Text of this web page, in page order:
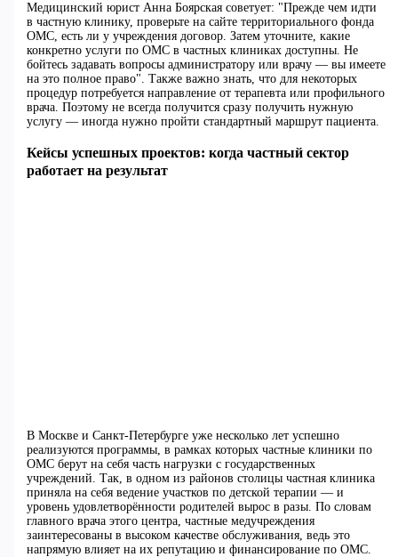
Медицинский юрист Анна Боярская советует: "Прежде чем идти
в частную клинику, проверьте на сайте территориального фонда
ОМС, есть ли у учреждения договор. Затем уточните, какие
конкретно услуги по ОМС в частных клиниках доступны. Не
бойтесь задавать вопросы администратору или врачу — вы имеете
на это полное право". Также важно знать, что для некоторых
процедур потребуется направление от терапевта или профильного
врача. Поэтому не всегда получится сразу получить нужную
услугу — иногда нужно пройти стандартный маршрут пациента.
Кейсы успешных проектов: когда частный сектор
работает на результат
В Москве и Санкт-Петербурге уже несколько лет успешно
реализуются программы, в рамках которых частные клиники по
ОМС берут на себя часть нагрузки с государственных
учреждений. Так, в одном из районов столицы частная клиника
приняла на себя ведение участков по детской терапии — и
уровень удовлетворённости родителей вырос в разы. По словам
главного врача этого центра, частные медучреждения
заинтересованы в высоком качестве обслуживания, ведь это
напрямую влияет на их репутацию и финансирование по ОМС.